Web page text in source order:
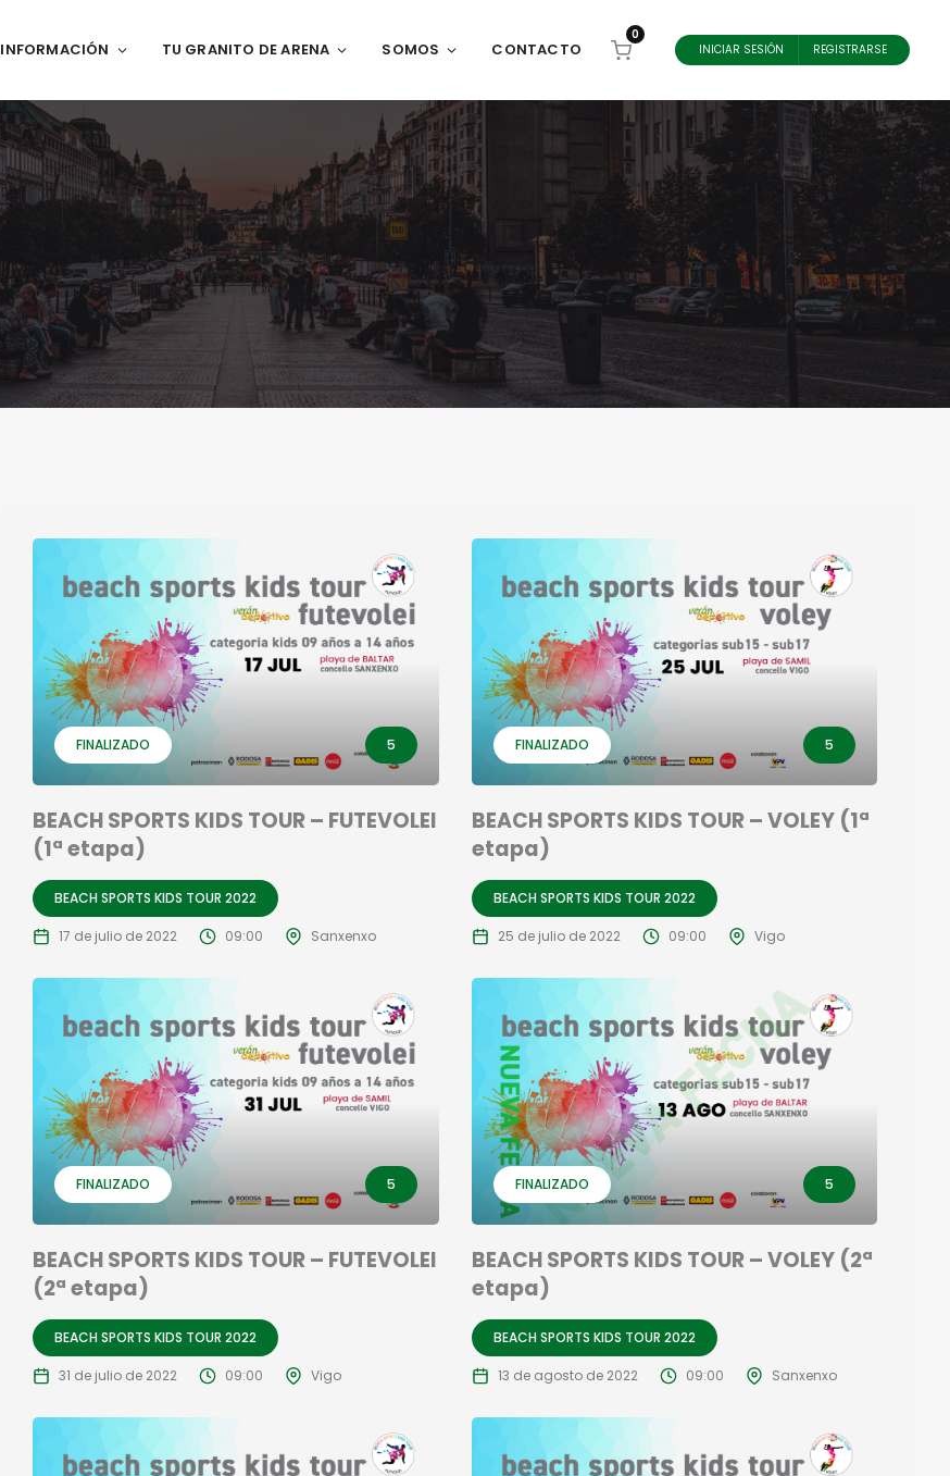
INFORMACIÓN TU GRANITO DE ARENA SOMOS CONTACTO
0
INICIAR SESIÓN REGISTRARSE
FINALIZADO 5
BEACH SPORTS KIDS TOUR – FUTEVOLEI
(1ª etapa)
BEACH SPORTS KIDS TOUR 2022
17 de julio de 2022 09:00 Sanxenxo
FINALIZADO 5
BEACH SPORTS KIDS TOUR – VOLEY (1ª
etapa)
BEACH SPORTS KIDS TOUR 2022
25 de julio de 2022 09:00 Vigo
FINALIZADO 5
BEACH SPORTS KIDS TOUR – FUTEVOLEI
(2ª etapa)
BEACH SPORTS KIDS TOUR 2022
31 de julio de 2022 09:00 Vigo
FINALIZADO 5
BEACH SPORTS KIDS TOUR – VOLEY (2ª
etapa)
BEACH SPORTS KIDS TOUR 2022
13 de agosto de 2022 09:00 Sanxenxo